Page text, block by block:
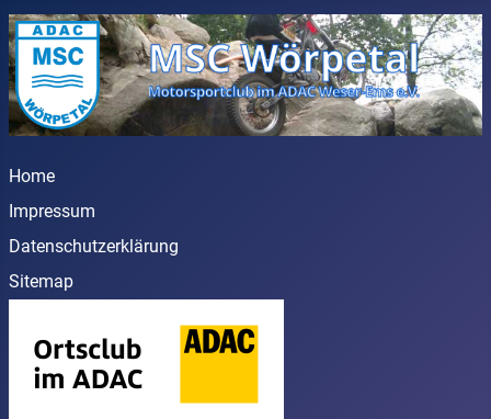
Home
Impressum
Datenschutzerklärung
Sitemap